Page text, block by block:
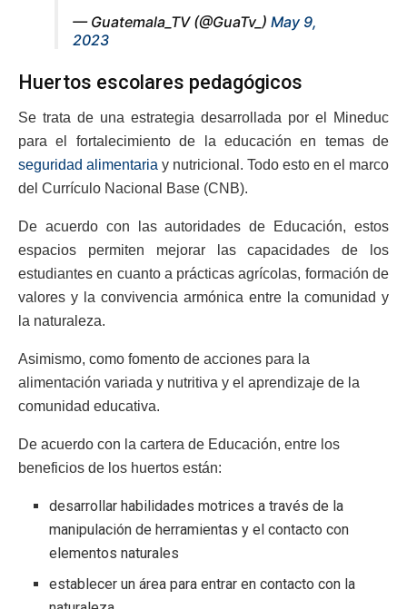
— Guatemala_TV (@GuaTv_) May 9,
2023
Huertos escolares pedagógicos
Se trata de una estrategia desarrollada por el Mineduc
para el fortalecimiento de la educación en temas de
seguridad alimentaria y nutricional. Todo esto en el marco
del Currículo Nacional Base (CNB).
De acuerdo con las autoridades de Educación, estos
espacios permiten mejorar las capacidades de los
estudiantes en cuanto a prácticas agrícolas, formación de
valores y la convivencia armónica entre la comunidad y
la naturaleza.
Asimismo, como fomento de acciones para la
alimentación variada y nutritiva y el aprendizaje de la
comunidad educativa.
De acuerdo con la cartera de Educación, entre los
beneficios de los huertos están:
desarrollar habilidades motrices a través de la
manipulación de herramientas y el contacto con
elementos naturales
establecer un área para entrar en contacto con la